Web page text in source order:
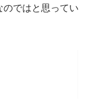
ではと思ってい